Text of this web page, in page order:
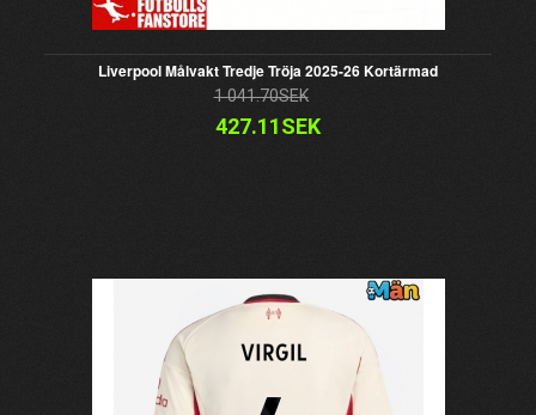
Liverpool Målvakt Tredje Tröja 2025-26 Kortärmad
1 041.70SEK
427.11SEK